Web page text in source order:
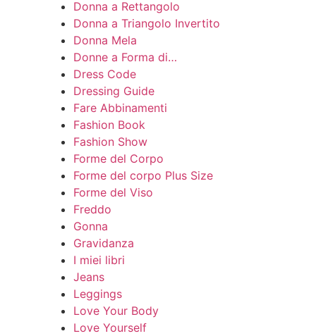
Donna a Rettangolo
Donna a Triangolo Invertito
Donna Mela
Donne a Forma di…
Dress Code
Dressing Guide
Fare Abbinamenti
Fashion Book
Fashion Show
Forme del Corpo
Forme del corpo Plus Size
Forme del Viso
Freddo
Gonna
Gravidanza
I miei libri
Jeans
Leggings
Love Your Body
Love Yourself